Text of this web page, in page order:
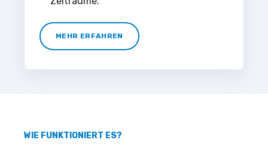
MEHR ERFAHREN
WIE FUNKTIONIERT ES?